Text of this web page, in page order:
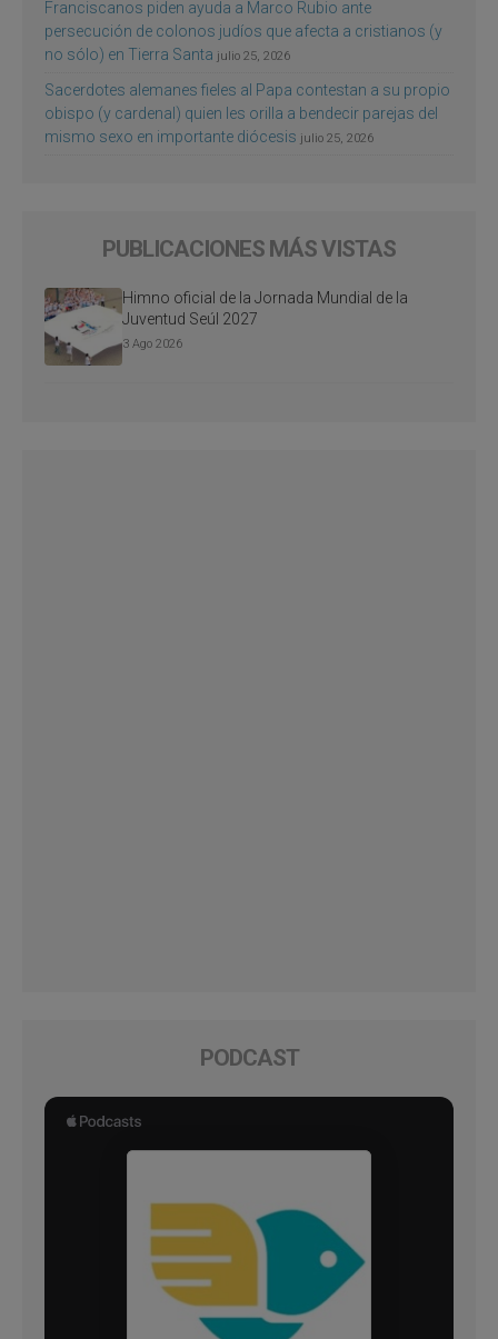
Franciscanos piden ayuda a Marco Rubio ante
persecución de colonos judíos que afecta a cristianos (y
no sólo) en Tierra Santa julio 25, 2026
Sacerdotes alemanes fieles al Papa contestan a su propio
obispo (y cardenal) quien les orilla a bendecir parejas del
mismo sexo en importante diócesis julio 25, 2026
PUBLICACIONES MÁS VISTAS
Himno oficial de la Jornada Mundial de la
Juventud Seúl 2027
3 Ago 2026
PODCAST